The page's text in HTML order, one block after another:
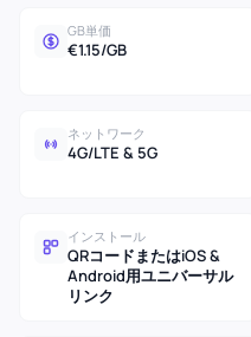
GB単価
€1.15/GB
ネットワーク
4G/LTE & 5G
インストール
QRコードまたはiOS &
Android用ユニバーサル
リンク